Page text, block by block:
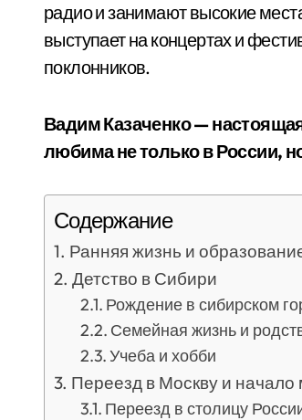
радио и занимают высокие
выступает на концертах и
поклонников.
Вадим Казаченко —
любима не только в России,
Содержание
Ранняя жизнь и
Детство в Сибири
Рождение в сибирском
Семейная жизнь и
Учеба и хобби
Переезд в Москву и
Переезд в столицу